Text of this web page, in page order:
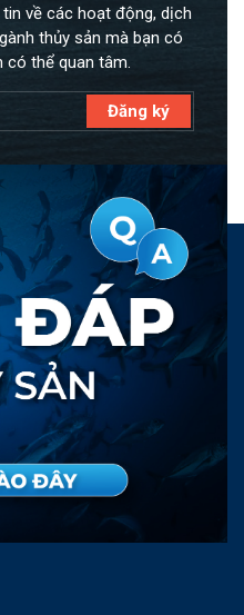
về các hoạt động, dịch
thủy sản mà bạn có
có thể quan tâm.